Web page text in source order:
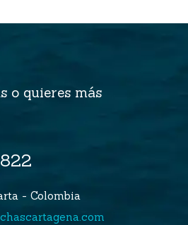
o quieres más
- Colombia